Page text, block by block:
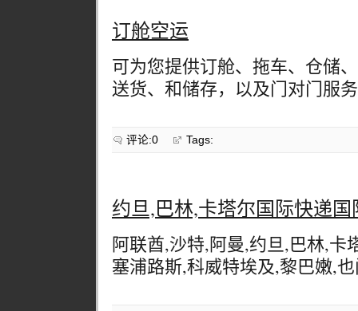
订舱空运
可为您提供订舱、拖车、仓储
送货、和储存，以及门对门服
评论:0 Tags:
约旦,巴林,卡塔尔国际快递国
阿联酋,沙特,阿曼,约旦,巴林,卡
塞浦路斯,科威特埃及,黎巴嫩,